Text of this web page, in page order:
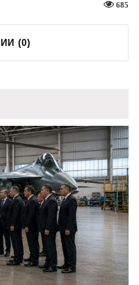
685
(0)